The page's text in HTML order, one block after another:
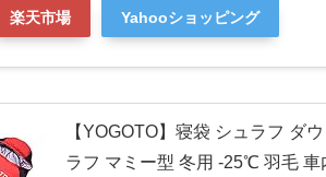
楽天市場 Yahooショッピング
【YOGOTO】寝袋 シュラフ ダ
ラフ マミー型 冬用 -25℃ 羽毛 車